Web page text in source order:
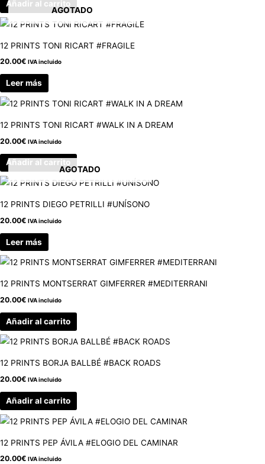
Añadir al carrito
AGOTADO
12 PRINTS TONI RICART #FRAGILE
20.00€ IVA incluido
Leer más
12 PRINTS TONI RICART #WALK IN A DREAM
20.00€ IVA incluido
Añadir al carrito
AGOTADO
12 PRINTS DIEGO PETRILLI #UNÍSONO
20.00€ IVA incluido
Leer más
12 PRINTS MONTSERRAT GIMFERRER #MEDITERRANI
20.00€ IVA incluido
Añadir al carrito
12 PRINTS BORJA BALLBÉ #BACK ROADS
20.00€ IVA incluido
Añadir al carrito
12 PRINTS PEP ÁVILA #ELOGIO DEL CAMINAR
20.00€ IVA incluido